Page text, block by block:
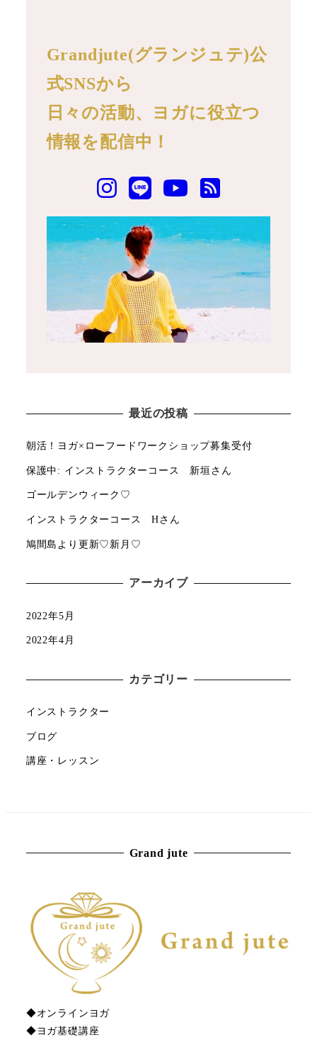
Grandjute(グランジュテ)公
式SNSから
日々の活動、ヨガに役立つ
情報を配信中！
最近の投稿
朝活！ヨガ×ローフードワークショップ募集受付
保護中: インストラクターコース 新垣さん
ゴールデンウィーク♡
インストラクターコース Hさん
鳩間島より更新♡新月♡
アーカイブ
2022年5月
2022年4月
カテゴリー
インストラクター
ブログ
講座・レッスン
Grand jute
◆オンラインヨガ
◆ヨガ基礎講座